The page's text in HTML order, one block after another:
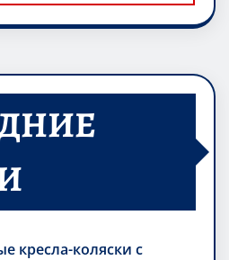
кресла-коляски с